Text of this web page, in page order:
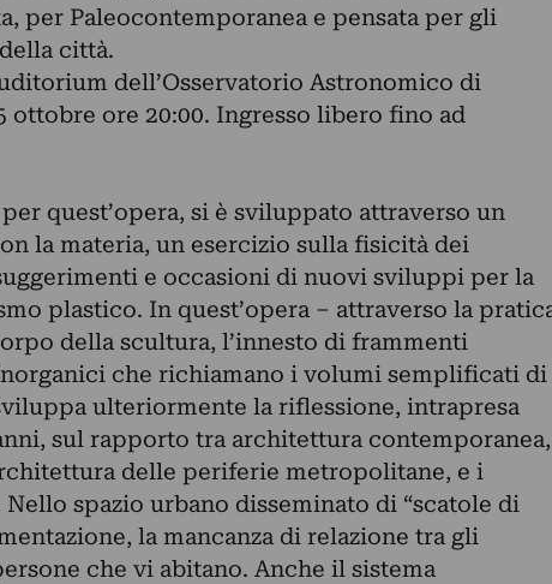
per Paleocontemporanea e pensata per gli
città.
dell’Osservatorio Astronomico di
ottobre ore 20:00. Ingresso libero fino ad
quest’opera, si è sviluppato attraverso un
la materia, un esercizio sulla fisicità dei
e occasioni di nuovi sviluppi per la
plastico. In quest’opera – attraverso la
della scultura, l’innesto di frammenti
che richiamano i volumi semplificati di
ulteriormente la riflessione, intrapresa
sul rapporto tra architettura contemporanea,
delle periferie metropolitane, e i
spazio urbano disseminato di “scatole di
la mancanza di relazione tra gli
che vi abitano. Anche il sistema